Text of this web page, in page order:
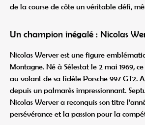
de la course de côte un véritable défi,
Un champion inégalé : Nicolas
Nicolas Werver est une figure
Montagne. Né à Sélestat le 2 mai 1969,
au volant de sa fidèle Porsche 997 GT2.
depuis un palmarès impressionnant.
Nicolas Werver a reconquis son titre
persévérance et la passion pour la